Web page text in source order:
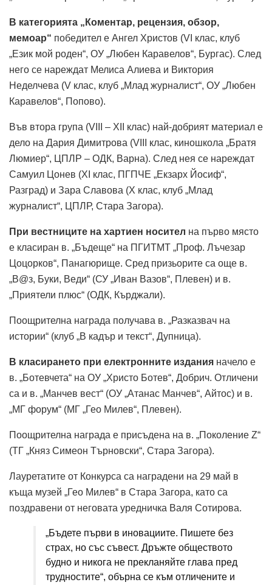
В категорията „Коментар, рецензия, обзор,
мемоар“ победител е Ангел Христов (VI клас, клуб
„Език мой роден“, ОУ „Любен Каравелов“, Бургас). След
него се нареждат Мелиса Алиева и Виктория
Неделчева (V клас, клуб „Млад журналист“, ОУ „Любен
Каравелов“, Попово).
Във втора група (VIII – XII клас) най-добрият материал е
дело на Дария Димитрова (VIII клас, киношкола „Братя
Люмиер“, ЦПЛР – ОДК, Варна). След нея се нареждат
Самуил Цонев (XI клас, ПГПЧЕ „Екзарх Йосиф“,
Разград) и Зара Славова (X клас, клуб „Млад
журналист“, ЦПЛР, Стара Загора).
При вестниците на хартиен носител на първо място
е класиран в. „Бъдеще“ на ПГИТМТ „Проф. Лъчезар
Цоцорков“, Панагюрище. Сред призьорите са още в.
„В@з, Буки, Веди“ (СУ „Иван Вазов“, Плевен) и в.
„Приятели плюс“ (ОДК, Кърджали).
Поощрителна награда получава в. „Разказвач на
истории“ (клуб „В кадър и текст“, Дупница).
В класирането при електронните издания начело е
в. „Ботевчета“ на ОУ „Христо Ботев“, Добрич. Отличени
са и в. „Манчев вест“ (ОУ „Атанас Манчев“, Айтос) и в.
„МГ форум“ (МГ „Гео Милев“, Плевен).
Поощрителна награда е присъдена на в. „Поколение Z“
(ТГ „Княз Симеон Търновски“, Стара Загора).
Лауретатите от Конкурса са наградени на 29 май в
къща музей „Гео Милев“ в Стара Загора, като са
поздравени от неговата уредничка Валя Сотирова.
„Бъдете първи в иновациите. Пишете без
страх, но със съвест. Дръжте обществото
будно и никога не прекланяйте глава пред
трудностите“, обърна се към отличените и